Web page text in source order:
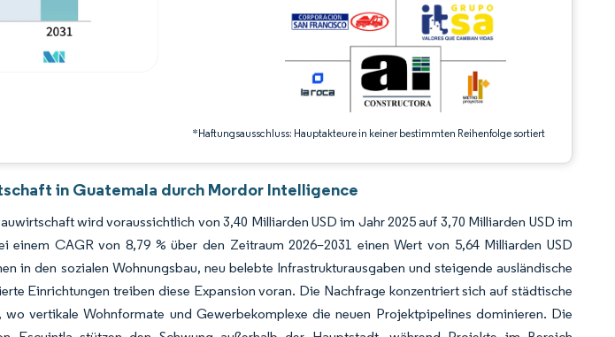
*Haftungsausschluss: Hauptakteure in keiner bestimmten Reihenfolge sortiert
in Guatemala durch Mordor Intelligence
wird voraussichtlich von 3,40 Milliarden USD im Jahr 2025 auf 3,70 Milliarden USD im
einem CAGR von 8,79 % über den Zeitraum 2026–2031 einen Wert von 5,64 Milliarden USD
in den sozialen Wohnungsbau, neu belebte Infrastrukturausgaben und steigende ausländische
Einrichtungen treiben diese Expansion voran. Die Nachfrage konzentriert sich auf städtische
wo vertikale Wohnformate und Gewerbekomplexe die neuen Projektpipelines dominieren. Die